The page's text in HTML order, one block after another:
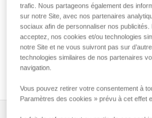
Fusible pour harnais CANYON
Le fusible pour harnais CANYON
blocage, de dégager rapidement
endommager le harnais ou la
Descriptif
trafic. Nous partageons également des
sur notre Site, avec nos partenaires
sociaux afin de personnaliser nos
acceptez, nos cookies et/ou technologies
notre Site et ne vous suivront pas sur
technologies similaires de nos partenaires
navigation.
Vous pouvez retirer votre consentement à
Paramètres des cookies » prévu à cet effet